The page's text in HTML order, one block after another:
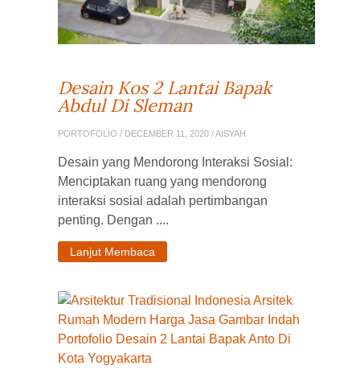
Desain Kos 2 Lantai Bapak
Abdul Di Sleman
PORTOFOLIO / DECEMBER 11, 2020 / AISYAH
Desain yang Mendorong Interaksi Sosial:
Menciptakan ruang yang mendorong
interaksi sosial adalah pertimbangan
penting. Dengan ....
Lanjut Membaca